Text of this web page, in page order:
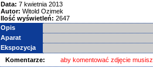
Data: 7 kwietnia 2013
Autor: Witold Ozimek
Ilość wyświetleń: 2647
Opis
Aparat
Ekspozycja
Komentarze:
aby komentować zdjęcie musisz